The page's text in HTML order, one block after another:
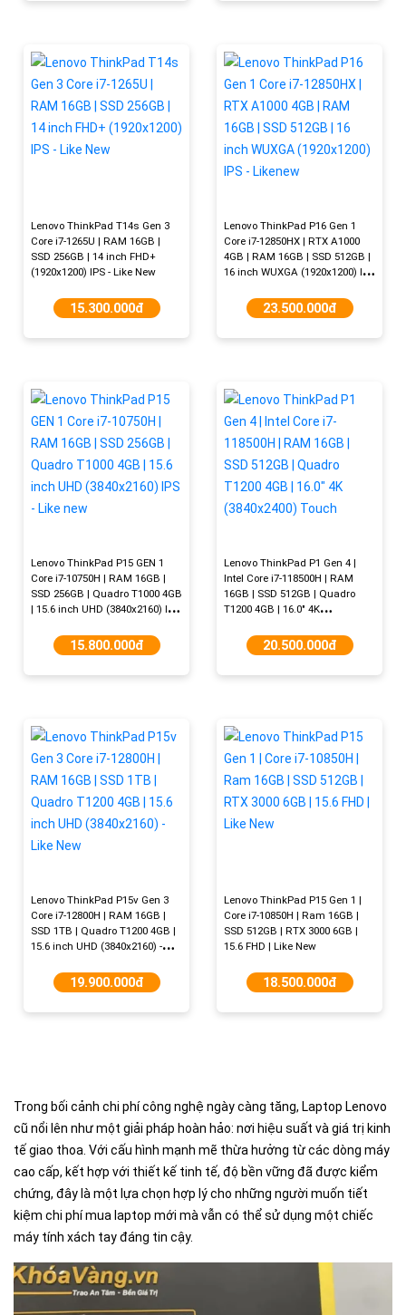
Lenovo ThinkPad T14s Gen 3
Core i7-1265U | RAM 16GB |
SSD 256GB | 14 inch FHD+
(1920x1200) IPS - Like New
15.300.000đ
Lenovo ThinkPad P16 Gen 1
Core i7-12850HX | RTX A1000
4GB | RAM 16GB | SSD 512GB |
16 inch WUXGA (1920x1200) IPS
23.500.000đ
Lenovo ThinkPad P15 GEN 1
Core i7-10750H | RAM 16GB |
SSD 256GB | Quadro T1000 4GB
| 15.6 inch UHD (3840x2160) IPS
15.800.000đ
Lenovo ThinkPad P1 Gen 4 |
Intel Core i7-118500H | RAM
16GB | SSD 512GB | Quadro
T1200 4GB | 16.0" 4K
20.500.000đ
Lenovo ThinkPad P15v Gen 3
Core i7-12800H | RAM 16GB |
SSD 1TB | Quadro T1200 4GB |
15.6 inch UHD (3840x2160) -
19.900.000đ
Lenovo ThinkPad P15 Gen 1 |
Core i7-10850H | Ram 16GB |
SSD 512GB | RTX 3000 6GB |
15.6 FHD | Like New
18.500.000đ
Trong bối cảnh chi phí công nghệ ngày càng tăng, Laptop Lenovo
cũ nổi lên như một giải pháp hoàn hảo: nơi hiệu suất và giá trị kinh
tế giao thoa. Với cấu hình mạnh mẽ thừa hưởng từ các dòng máy
cao cấp, kết hợp với thiết kế tinh tế, độ bền vững đã được kiểm
chứng, đây là một lựa chọn hợp lý cho những người muốn tiết
kiệm chi phí mua laptop mới mà vẫn có thể sử dụng một chiếc
máy tính xách tay đáng tin cậy.